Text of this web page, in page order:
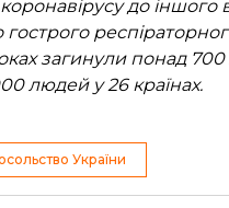
до
загинули понад 700
людей у ​​26 країнах.
України